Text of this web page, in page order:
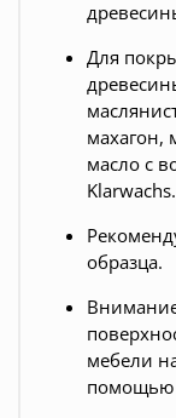
Для
махагон,
масло с
Klarwachs.
образца.
мебели
помощью